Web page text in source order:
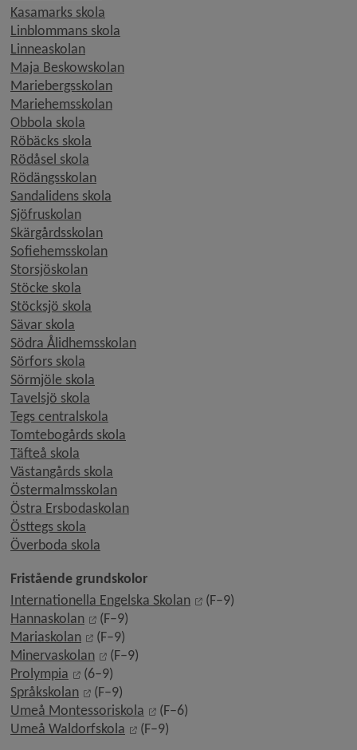
Kasamarks skola
Linblommans skola
Linneaskolan
Maja Beskowskolan
Mariebergsskolan
Mariehemsskolan
Obbola skola
Röbäcks skola
Rödåsel skola
Rödängsskolan
Sandalidens skola
Sjöfruskolan
Skärgårdsskolan
Sofiehemsskolan
Storsjöskolan
Stöcke skola
Stöcksjö skola
Sävar skola
Södra Ålidhemsskolan
Sörfors skola
Sörmjöle skola
Tavelsjö skola
Tegs centralskola
Tomtebogårds skola
Täfteå skola
Västangårds skola
Östermalmsskolan
Östra Ersbodaskolan
Östtegs skola
Överboda skola
Fristående grundskolor
Internationella Engelska Skolan
Länk till annan
(F–9)
Hannaskolan
Länk till annan webbplats, öppnas i nytt
(F–9)
Mariaskolan
Länk till annan webbplats, öppnas i nytt
(F–9)
Minervaskolan
Länk till annan webbplats, öppnas i nytt
(F–9)
Prolympia
Länk till annan webbplats, öppnas i nytt fönster.
(6–9)
Språkskolan
Länk till annan webbplats, öppnas i nytt
(F–9)
Umeå Montessoriskola
Länk till annan webbplats, öppnas
(F–6)
Umeå Waldorfskola
Länk till annan webbplats, öppnas i
(F–9)